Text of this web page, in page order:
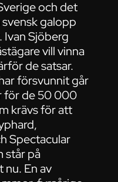
och det
galopp
Ivan Sjöberg
vill vinna
de satsar.
försvunnit går
för de 50 000
krävs för att
Spectacular
står på
nu. En av